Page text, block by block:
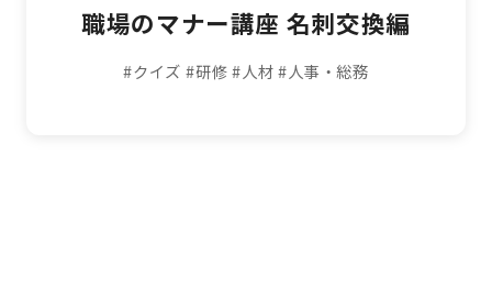
職場のマナー講座 名刺交換編
#クイズ #研修 #人材 #人事・総務